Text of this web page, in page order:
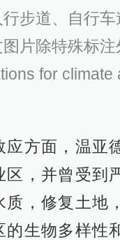
步道、自行
片除特殊标注
for climate
应方面，温亚
区，并曾受到
质，修复土地
的生物多样性